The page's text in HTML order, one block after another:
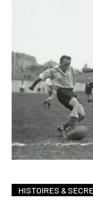
HISTOIRES &